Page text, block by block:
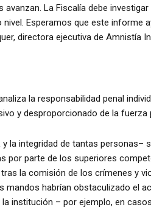
avanzan. La Fiscalía debe
Esperamos que este informe
directora ejecutiva de Amnistía
la responsabilidad penal
y desproporcionado de la
la integridad de tantas personas–
por parte de los superiores
la comisión de los crímenes y
mandos habrían obstaculizado el
institución – por ejemplo, en